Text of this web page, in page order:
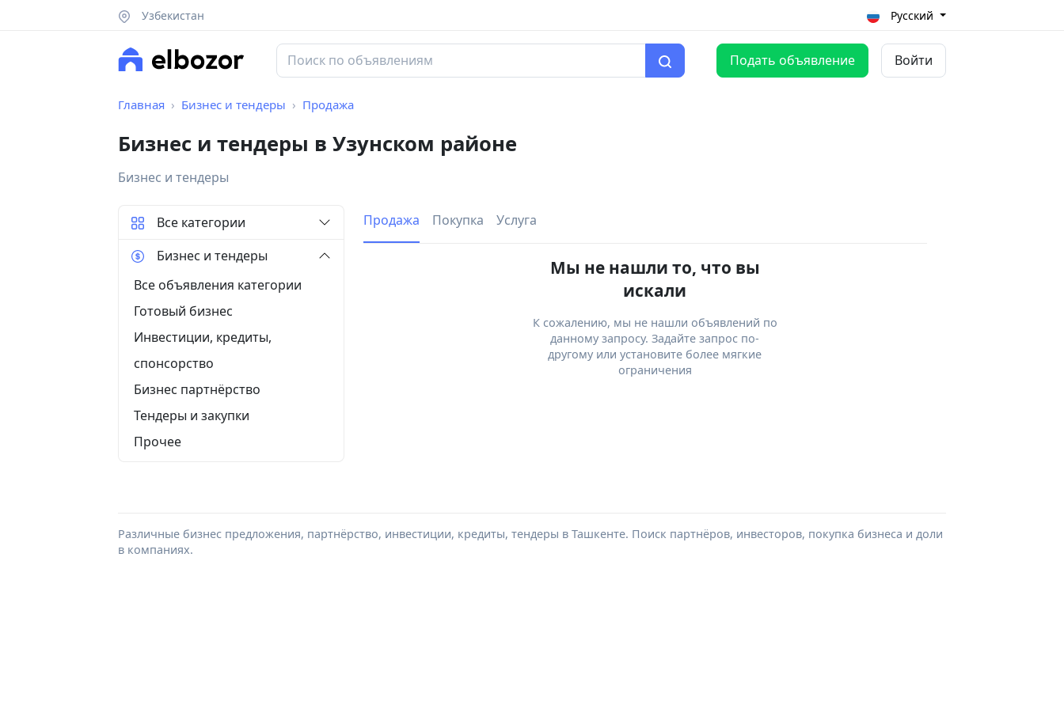
Узбекистан Русский
Подать объявление Войти
Главная Бизнес и тендеры Продажа
Бизнес и тендеры в Узунском районе
Бизнес и тендеры
Продажа Покупка Услуга
Мы не нашли то, что вы
искали
К сожалению, мы не нашли объявлений по
данному запросу. Задайте запрос по-
другому или установите более мягкие
ограничения
Все категории
Бизнес и тендеры
Все объявления категории
Готовый бизнес
Инвестиции, кредиты,
спонсорство
Бизнес партнёрство
Тендеры и закупки
Прочее
Различные бизнес предложения, партнёрство, инвестиции, кредиты, тендеры в Ташкенте. Поиск партнёров, инвесторов, покупка бизнеса и доли
в компаниях.